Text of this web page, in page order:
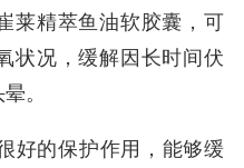
莱精萃鱼油软胶囊，可
状况，缓解因长时间伏
。
好的保护作用，能够缓